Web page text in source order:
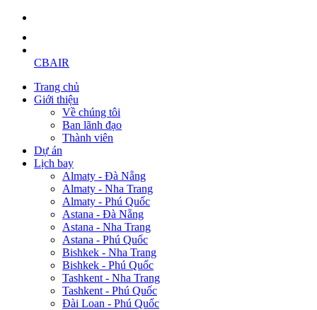
CBAIR
Trang chủ
Giới thiệu
Về chúng tôi
Ban lãnh đạo
Thành viên
Dự án
Lịch bay
Almaty - Đà Nẵng
Almaty - Nha Trang
Almaty - Phú Quốc
Astana - Đà Nẵng
Astana - Nha Trang
Astana - Phú Quốc
Bishkek - Nha Trang
Bishkek - Phú Quốc
Tashkent - Nha Trang
Tashkent - Phú Quốc
Đài Loan - Phú Quốc